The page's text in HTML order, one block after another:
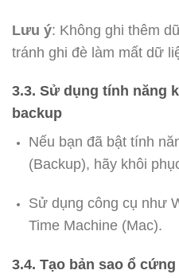
Lưu ý: Không ghi thêm
tránh ghi đè làm mất dữ
3.3. Sử dụng tính năng
backup
Nếu bạn đã bật tính
(Backup), hãy khôi
Sử dụng công cụ như
Time Machine (Mac).
3.4. Tạo bản sao ổ cứng